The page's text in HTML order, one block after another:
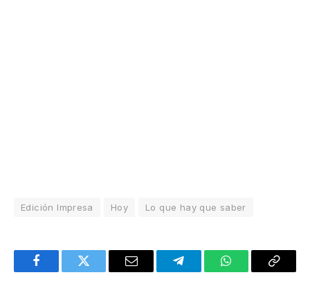
Edición Impresa Hoy Lo que hay que saber
FacebookTwitter Email TelegramWhatsAppCopy